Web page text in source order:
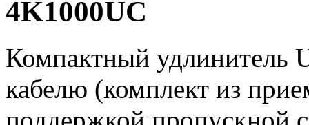
4K1000UC
Компактный удлинитель
кабелю (комплект из